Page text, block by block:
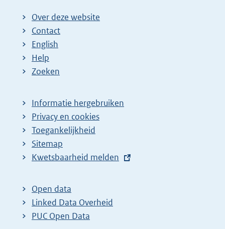
Over deze website
Contact
English
Help
Zoeken
Informatie hergebruiken
Privacy en cookies
Toegankelijkheid
Sitemap
E
t
e
r
Kwetsbaarheid melden
Open data
Linked Data Overheid
PUC Open Data